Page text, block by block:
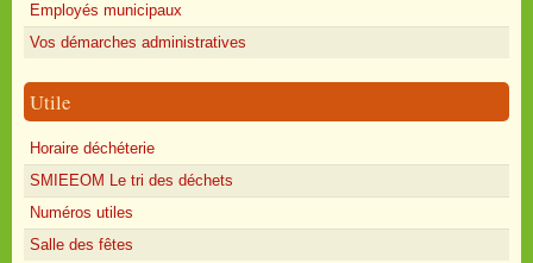
Employés municipaux
Vos démarches administratives
Utile
Horaire déchéterie
SMIEEOM Le tri des déchets
Numéros utiles
Salle des fêtes